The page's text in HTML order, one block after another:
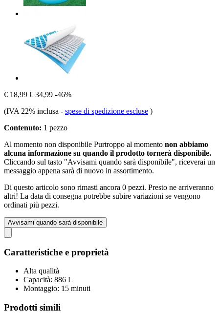
€ 18,99 € 34,99 -46%
(IVA 22% inclusa - spese di spedizione escluse )
Contenuto: 1 pezzo
Al momento non disponibile Purtroppo al momento non abbiamo
alcuna informazione su quando il prodotto tornerà disponibile.
Cliccando sul tasto "Avvisami quando sarà disponibile", riceverai un
messaggio appena sarà di nuovo in assortimento.
Di questo articolo sono rimasti ancora 0 pezzi. Presto ne arriveranno
altri! La data di consegna potrebbe subire variazioni se vengono
ordinati più pezzi.
Avvisami quando sarà disponibile
Caratteristiche e proprietà
Alta qualità
Capacità: 886 L
Montaggio: 15 minuti
Prodotti simili